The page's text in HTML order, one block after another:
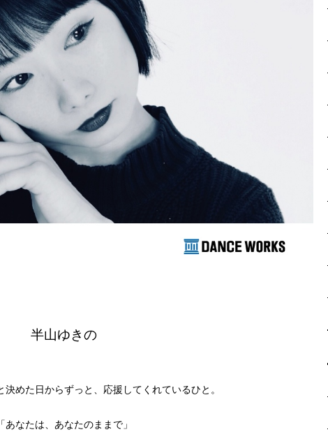
半山ゆきの
めた日からずっと、応援してくれているひと。
「あなたは、あなたのままで」